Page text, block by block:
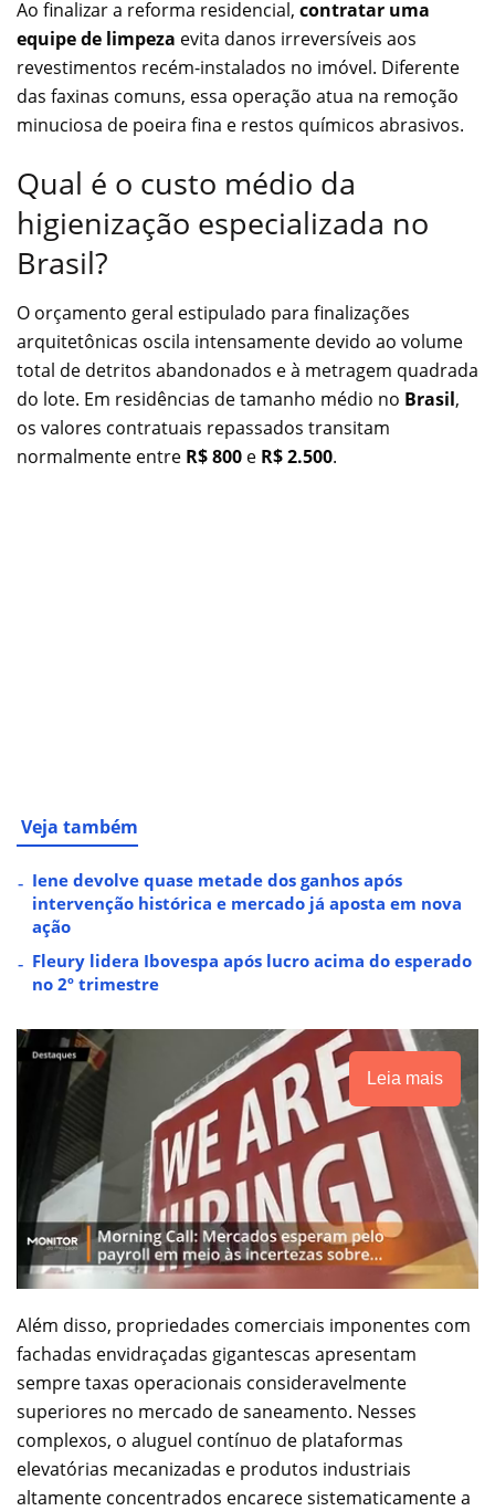
Ao finalizar a reforma residencial, contratar uma
equipe de limpeza evita danos irreversíveis aos
revestimentos recém-instalados no imóvel. Diferente
das faxinas comuns, essa operação atua na remoção
minuciosa de poeira fina e restos químicos abrasivos.
Qual é o custo médio da
higienização especializada no
Brasil?
O orçamento geral estipulado para finalizações
arquitetônicas oscila intensamente devido ao volume
total de detritos abandonados e à metragem quadrada
do lote. Em residências de tamanho médio no Brasil,
os valores contratuais repassados transitam
normalmente entre R$ 800 e R$ 2.500.
Veja também
Iene devolve quase metade dos ganhos após
intervenção histórica e mercado já aposta em nova
ação
Fleury lidera Ibovespa após lucro acima do esperado
no 2º trimestre
Leia mais
Além disso, propriedades comerciais imponentes com
fachadas envidraçadas gigantescas apresentam
sempre taxas operacionais consideravelmente
superiores no mercado de saneamento. Nesses
complexos, o aluguel contínuo de plataformas
elevatórias mecanizadas e produtos industriais
altamente concentrados encarece sistematicamente a